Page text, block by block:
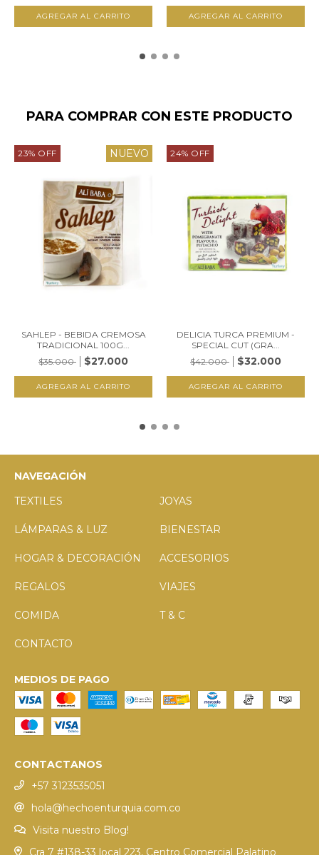
PARA COMPRAR CON ESTE PRODUCTO
23% OFF NUEVO
SAHLEP - BEBIDA CREMOSA
TRADICIONAL 100G...
$35.000
$27.000
24% OFF
DELICIA TURCA PREMIUM -
SPECIAL CUT (GRA...
$42.000
$32.000
NAVEGACIÓN
TEXTILES
JOYAS
LÁMPARAS & LUZ BIENESTAR
HOGAR & DECORACIÓN ACCESORIOS
REGALOS VIAJES
COMIDA T & C
CONTACTO
MEDIOS DE PAGO
CONTACTANOS
+57 3123535051
hola@hechoenturquia.com.co
Visita nuestro Blog!
Cra 7 #138-33 local 223, Centro Comercial Palatino